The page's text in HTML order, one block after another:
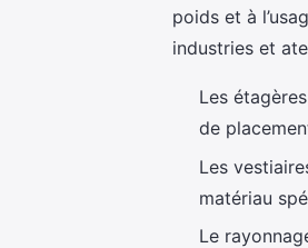
poids et à
industries et
Les
de
Les
matériau
Le